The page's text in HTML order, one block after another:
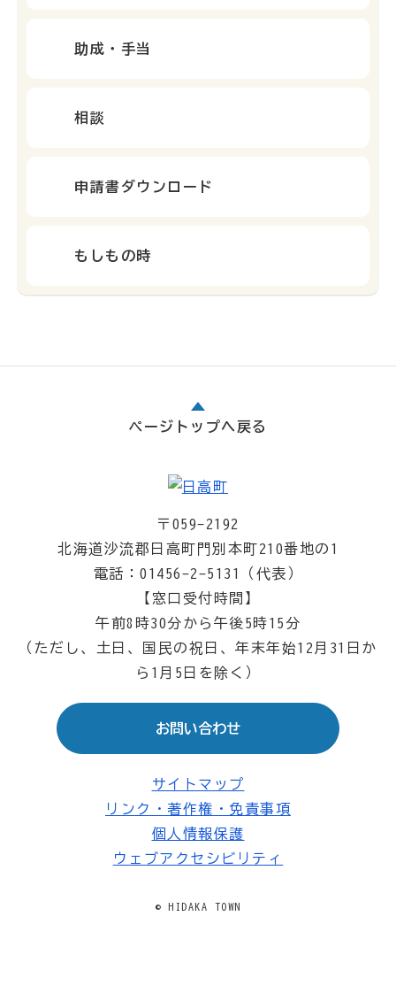
助成・手当
相談
申請書ダウンロード
もしもの時
ページトップへ戻る
〒059-2192
北海道沙流郡日高町門別本町210番地の1
電話：01456-2-5131（代表）
【窓口受付時間】
午前8時30分から午後5時15分
（ただし、土日、国民の祝日、年末年始12月31日か
ら1月5日を除く）
お問い合わせ
サイトマップ
リンク・著作権・免責事項
個人情報保護
ウェブアクセシビリティ
© HIDAKA TOWN